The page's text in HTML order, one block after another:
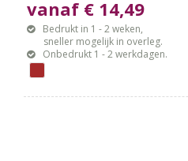
vanaf € 14,49
Bedrukt in 1 - 2 weken,
sneller mogelijk in overleg.
Onbedrukt 1 - 2 werkdagen.